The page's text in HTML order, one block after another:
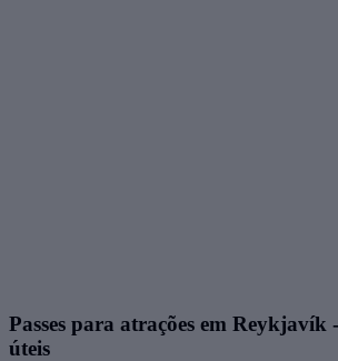
Passes para atrações em Reykjavík
úteis